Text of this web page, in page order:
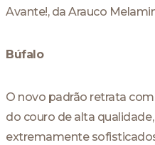
Avante!, da Arauco
Búfalo
O novo padrão retrata
do couro de alta
extremamente